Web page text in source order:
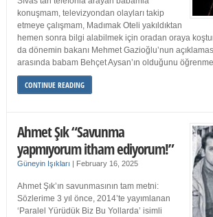
konuşmam, televizyondan olayları takip
etmeye çalışmam, Madımak Oteli yakıldıktan
hemen sonra bilgi alabilmek için oradan oraya
da dönemin bakanı Mehmet Gazioğlu’nun
arasında babam Behçet Aysan’ın olduğunu
CONTINUE READING
Ahmet Şık “Savunma
yapmıyorum itham ediyorum!”
Güneyin Işıkları | February 16, 2025
Ahmet Şık’ın savunmasının tam metni:
Sözlerime 3 yıl önce, 2014’te yayımlanan
‘Paralel Yürüdük Biz Bu Yollarda’ isimli